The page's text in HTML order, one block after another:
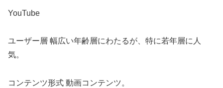
YouTube
ユーザー層 幅広い年齢層にわたるが、特に若年層に人
気。
コンテンツ形式 動画コンテンツ。